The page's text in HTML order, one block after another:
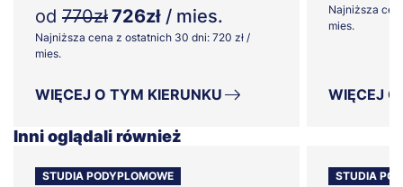
od 770zł726zł / mies.
Najniższa cena z ostatnich 30 dni: 720 zł /
mies.
WIĘCEJ O TYM KIERUNKU
Najniższa
mies.
WIĘCEJ
Inni oglądali również
STUDIA PODYPLOMOWE STUDIA